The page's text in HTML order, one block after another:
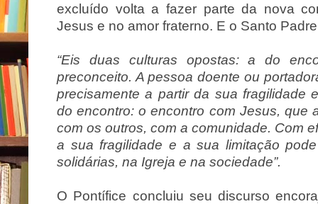
excluído volta a fazer parte da nova
Jesus e no amor fraterno. E o Santo
“Eis duas culturas opostas: a do
preconceito. A pessoa doente ou
precisamente a partir da sua fragilidade
do encontro: o encontro com Jesus, que
com os outros, com a comunidade. Com
a sua fragilidade e a sua limitação
solidárias, na Igreja e na sociedade”.
O Pontífice concluiu seu discurso